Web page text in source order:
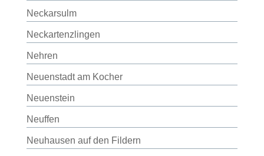
Neckarsulm
Neckartenzlingen
Nehren
Neuenstadt am Kocher
Neuenstein
Neuffen
Neuhausen auf den Fildern